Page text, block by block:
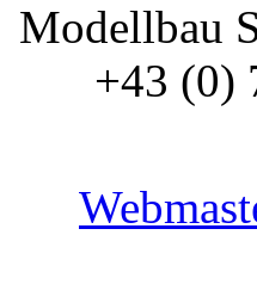
Modellbau
+43 (0)